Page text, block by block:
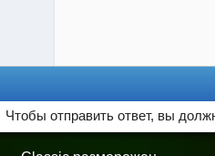
Чтобы отправить ответ, вы